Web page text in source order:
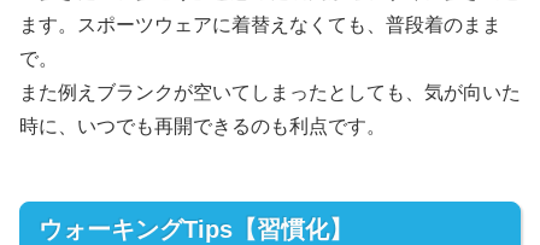
ます。スポーツウェアに着替えなくても、普段着のまま
で。
また例えブランクが空いてしまったとしても、気が向いた
時に、いつでも再開できるのも利点です。
ウォーキングTips【習慣化】